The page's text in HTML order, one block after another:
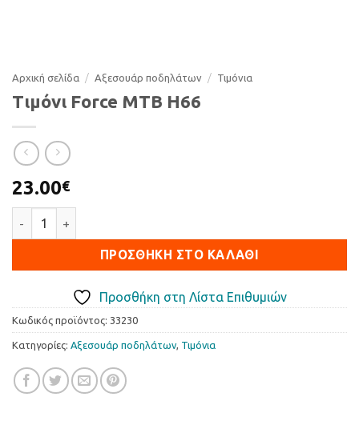
Αρχική σελίδα / Αξεσουάρ ποδηλάτων / Τιµόνια
Τιμόνι Force MTB H66
23.00€
ΠΡΟΣΘΉΚΗ ΣΤΟ ΚΑΛΆΘΙ
Προσθήκη στη Λίστα Επιθυμιών
Κωδικός προϊόντος: 33230
Κατηγορίες: Αξεσουάρ ποδηλάτων, Τιµόνια